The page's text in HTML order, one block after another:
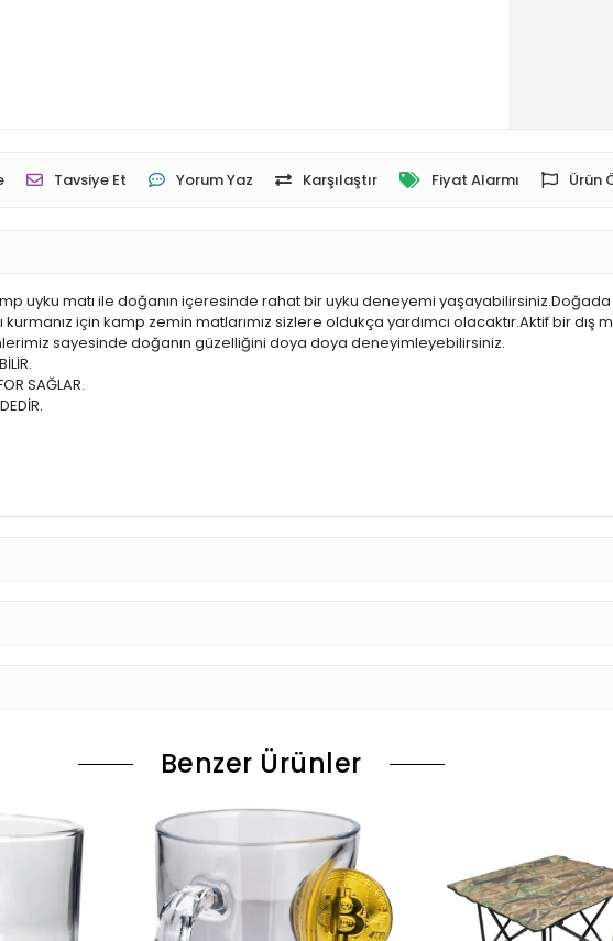
Tavsiye Et Yorum Yaz Karşılaştır Fiyat Alarmı Ürün
uyku matı ile doğanın içeresinde rahat bir uyku deneyemi
için kamp zemin matlarımız sizlere oldukça yardımcı olacaktır.Aktif bir dış
sayesinde doğanın güzelliğini doya doya deneyimleyebilirsiniz.
SAĞLAR.
Benzer Ürünler